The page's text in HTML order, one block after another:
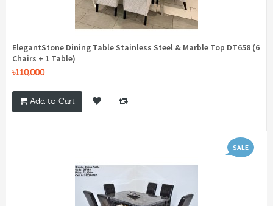
ElegantStone Dining Table Stainless Steel & Marble Top DT658 (6
Chairs + 1 Table)
৳110,000
Add to Cart
SALE